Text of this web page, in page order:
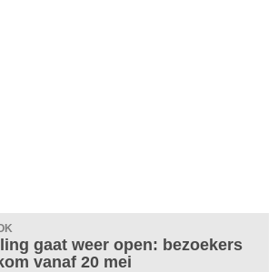
gaat weer open: bezoekers
vanaf 20 mei